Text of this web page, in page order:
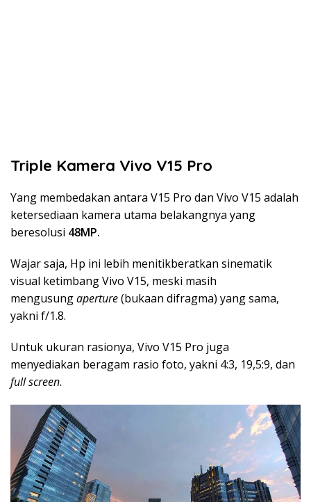
Triple Kamera Vivo V15 Pro
Yang membedakan antara V15 Pro dan Vivo V15 adalah
ketersediaan kamera utama belakangnya yang
beresolusi 48MP.
Wajar saja, Hp ini lebih menitikberatkan sinematik
visual ketimbang Vivo V15, meski masih
mengusungaperture(bukaan difragma) yang sama,
yakni f/1.8.
Untuk ukuran rasionya, Vivo V15 Pro juga
menyediakan beragam rasio foto, yakni 4:3, 19,5:9, dan
full screen.